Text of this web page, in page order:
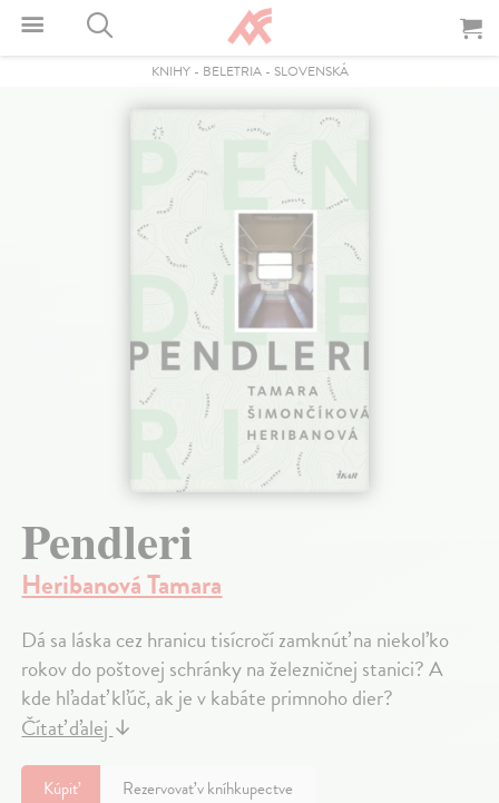
KNIHY- BELETRIA- SLOVENSKÁ
Pendleri
Heribanová Tamara
Dá sa láska cez hranicu tisícročí zamknúť na niekoľko
rokov do poštovej schránky na železničnej stanici? A
kde hľadať kľúč, ak je v kabáte primnoho dier?
Čítať ďalej↓
Kúpiť Rezervovať v kníhkupectve